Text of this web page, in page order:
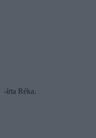
-írta Réka.